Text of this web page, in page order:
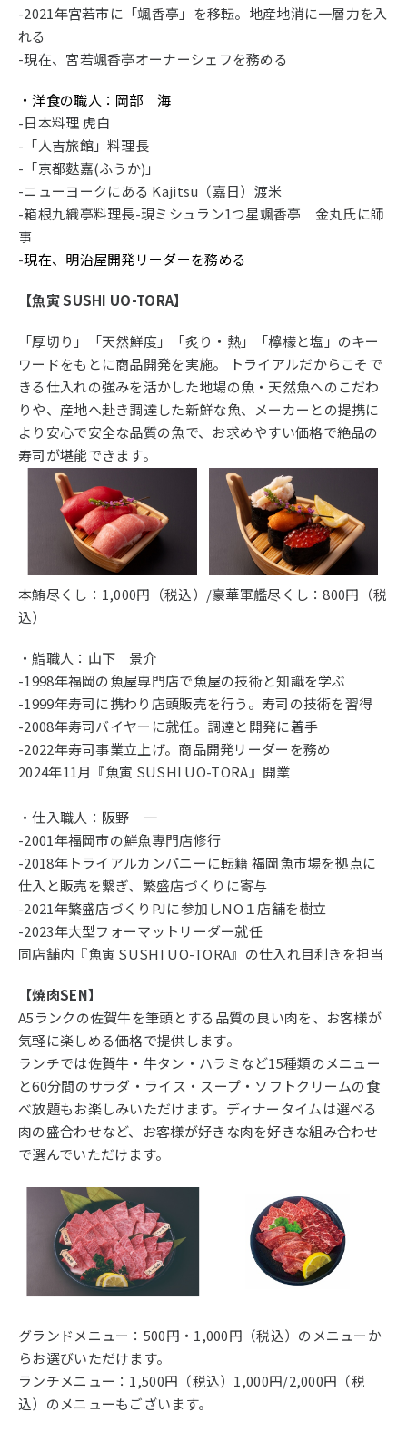
-2021年宮若市に「颯香亭」を移転。地産地消に一層力を入
れる
-現在、宮若颯香亭オーナーシェフを務める
・洋食の職人：岡部 海
-日本料理 虎白
-「人吉旅館」料理長
-「京都麩嘉(ふうか)」
-ニューヨークにある Kajitsu（嘉日）渡米
-箱根九織亭料理長-現ミシュラン1つ星颯香亭 金丸氏に師
事
-現在、明治屋開発リーダーを務める
【魚寅 SUSHI UO-TORA】
「厚切り」「天然鮮度」「炙り・熱」「檸檬と塩」のキー
ワードをもとに商品開発を実施。 トライアルだからこそで
きる仕入れの強みを活かした地場の魚・天然魚へのこだわ
りや、産地へ赴き調達した新鮮な魚、メーカーとの提携に
より安心で安全な品質の魚で、お求めやすい価格で絶品の
寿司が堪能できます。
本鮪尽くし：1,000円（税込）/豪華軍艦尽くし：800円（税
込）
・鮨職人：山下 景介
-1998年福岡の魚屋専門店で魚屋の技術と知識を学ぶ
-1999年寿司に携わり店頭販売を行う。寿司の技術を習得
-2008年寿司バイヤーに就任。調達と開発に着手
-2022年寿司事業立上げ。商品開発リーダーを務め
2024年11月『魚寅 SUSHI UO-TORA』開業
・仕入職人：阪野 一
-2001年福岡市の鮮魚専門店修行
-2018年トライアルカンパニーに転籍 福岡魚市場を拠点に
仕入と販売を繋ぎ、繁盛店づくりに寄与
-2021年繁盛店づくりPJに参加しNO１店舗を樹立
-2023年大型フォーマットリーダー就任
同店舗内『魚寅 SUSHI UO-TORA』の仕入れ目利きを担当
【焼肉SEN】
A5ランクの佐賀牛を筆頭とする品質の良い肉を、お客様が
気軽に楽しめる価格で提供します。
ランチでは佐賀牛・牛タン・ハラミなど15種類のメニュー
と60分間のサラダ・ライス・スープ・ソフトクリームの食
べ放題もお楽しみいただけます。ディナータイムは選べる
肉の盛合わせなど、お客様が好きな肉を好きな組み合わせ
で選んでいただけます。
グランドメニュー：500円・1,000円（税込）のメニューか
らお選びいただけます。
ランチメニュー：1,500円（税込）1,000円/2,000円（税
込）のメニューもございます。